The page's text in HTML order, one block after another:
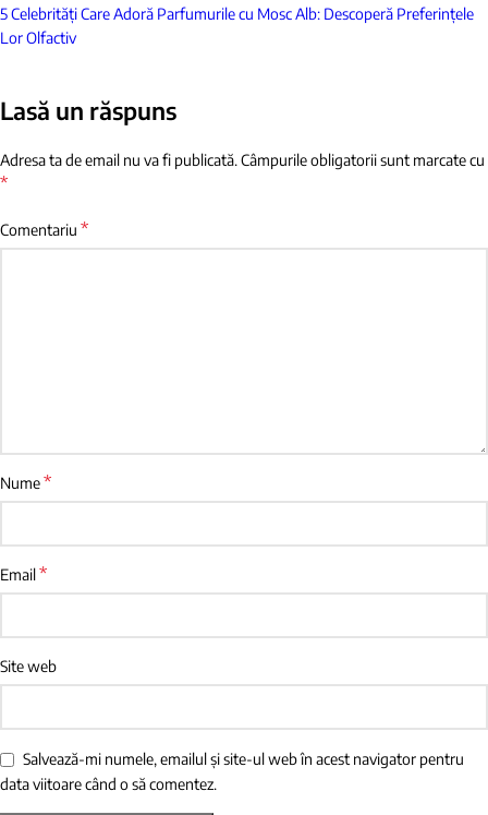
5 Celebrități Care Adoră Parfumurile cu Mosc Alb: Descoperă Preferințele
Lor Olfactiv
Lasă un răspuns
Adresa ta de email nu va fi publicată. Câmpurile obligatorii sunt marcate cu
*
Comentariu *
Nume*
Email*
Site web
Salvează-mi numele, emailul și site-ul web în acest navigator pentru
data viitoare când o să comentez.